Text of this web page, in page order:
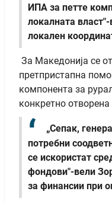
ИПА за петте
локалната
локален
За Македонија се
претпристапна
компонента за
конкретно отворена
„Сепак,
потребни
се искористат
фондови"-вели
за финансии при